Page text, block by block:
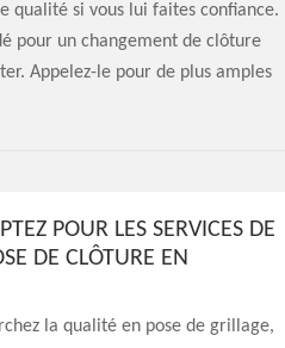
qualité si vous lui faites confiance.
pour un changement de clôture
Appelez-le pour de plus amples
POUR LES SERVICES DE
DE CLÔTURE EN
la qualité en pose de grillage,